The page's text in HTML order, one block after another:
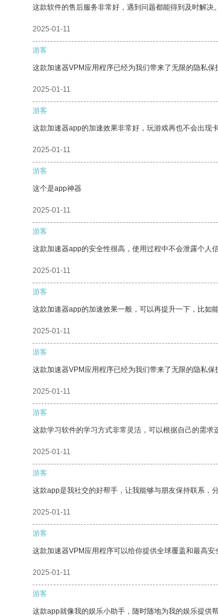
这款软件的售后服务非常好，遇到问题都能得到及时解决。
2025-01-11
游客
这款加速器VPM应用程序已经为我们带来了无限的隐私保
2025-01-11
游客
这款加速器app的加速效果非常好，玩游戏再也不会出现
2025-01-11
游客
这个是app神器
2025-01-11
游客
这款加速器app的安全性很高，使用过程中不会泄露个人
2025-01-11
游客
这款加速器app的加速效果一般，可以再提升一下，比如
2025-01-11
游客
这款加速器VPM应用程序已经为我们带来了无限的隐私保
2025-01-11
游客
这款学习软件的学习方式非常灵活，可以根据自己的需求
2025-01-11
游客
这款app是我社交的好帮手，让我能够与朋友保持联系，分
2025-01-11
游客
这款加速器VPM应用程序可以给你提供全球覆盖和最高安
2025-01-11
游客
这款app就像我的娱乐小助手，随时随地为我的娱乐提供帮